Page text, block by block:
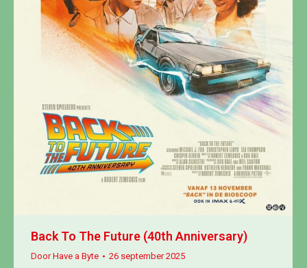
Back To The Future (40th Anniversary)
DoorHave a Byte 26 september 2025